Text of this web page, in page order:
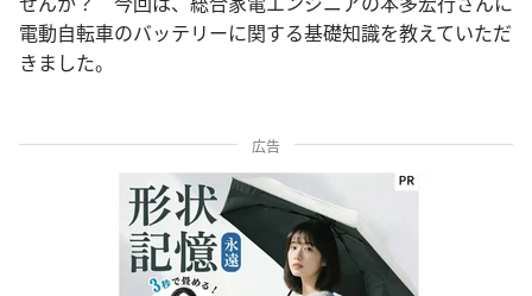
電動自転車のバッテリーに関する基礎知識を教えていただ
きました。
広告